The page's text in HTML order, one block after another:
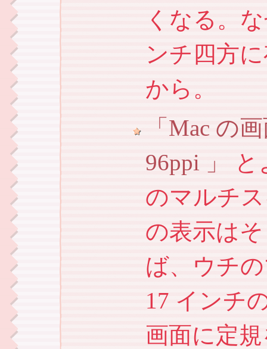
くなる。
ンチ四方
から。
Mac の
96ppi
と
のマルチ
の表示は
ば、ウチ
17 インチ
画面に定